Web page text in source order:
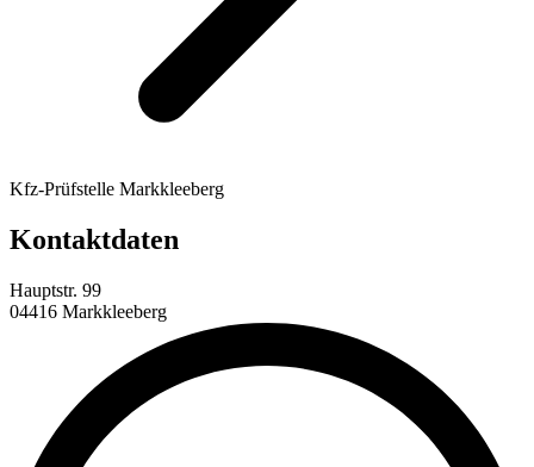
Kfz-Prüfstelle Markkleeberg
Kontaktdaten
Hauptstr. 99
04416 Markkleeberg